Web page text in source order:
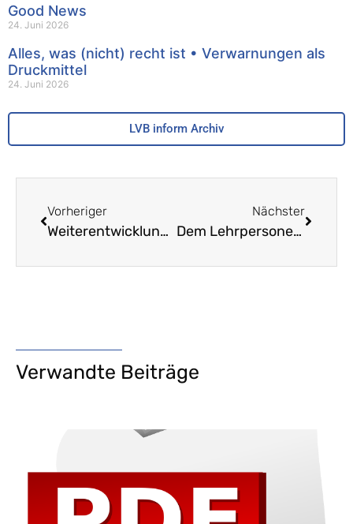
Good News
24. Juni 2026
Alles, was (nicht) recht ist • Verwarnungen als
Druckmittel
24. Juni 2026
LVB inform Archiv
Vorheriger
Weiterentwicklung der gymnasialen Matur (WEGM) – Eine Stellungnahme aus Sicht des GBL
Nächster
Dem Lehrpersonenmangel auf der Spur – Je eine junge und erfahrene Aussteigerin im Interview
Verwandte Beiträge